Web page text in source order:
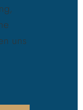
uns